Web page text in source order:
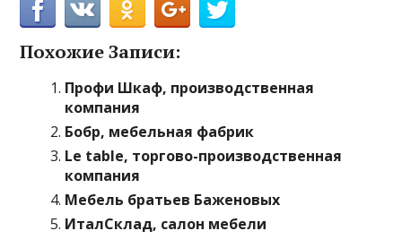
Похожие Записи:
Профи Шкаф, производственная
компания
Бобр, мебельная фабрик
Le table, торгово-производственная
компания
Мебель братьев Баженовых
ИталСклад, салон мебели